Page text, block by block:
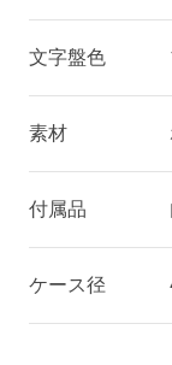
文字盤色
素材
付属品
ケース径